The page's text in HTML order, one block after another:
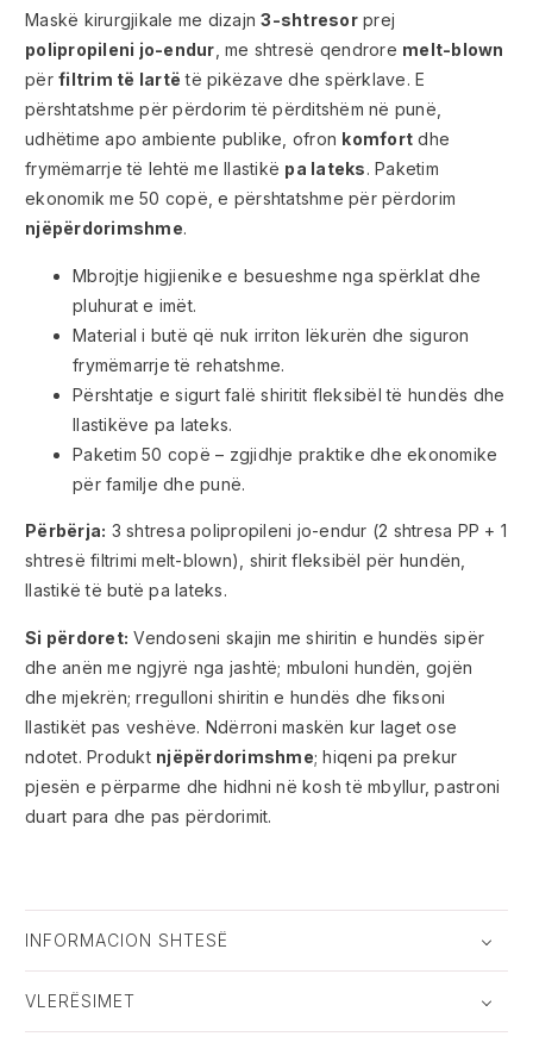
Maskë kirurgjikale me dizajn3-shtresorprej
polipropileni jo-endur , me shtresë qendrore melt-blown
për filtrim të lartë të pikëzave dhe spërklave. E
përshtatshme për përdorim të përditshëm në punë,
udhëtime apo ambiente publike, ofron komfort dhe
frymëmarrje të lehtë me llastikë pa lateks. Paketim
ekonomik me 50 copë, e përshtatshme për përdorim
njëpërdorimshme.
Mbrojtje higjienike e besueshme nga spërklat dhe
pluhurat e imët.
Material i butë që nuk irriton lëkurën dhe siguron
frymëmarrje të rehatshme.
Përshtatje e sigurt falë shiritit fleksibël të hundës dhe
llastikëve pa lateks.
Paketim 50 copë – zgjidhje praktike dhe ekonomike
për familje dhe punë.
Përbërja: 3 shtresa polipropileni jo-endur (2 shtresa PP + 1
shtresë filtrimi melt-blown), shirit fleksibël për hundën,
llastikë të butë pa lateks.
Si përdoret: Vendoseni skajin me shiritin e hundës sipër
dhe anën me ngjyrë nga jashtë; mbuloni hundën, gojën
dhe mjekrën; rregulloni shiritin e hundës dhe fiksoni
llastikët pas veshëve. Ndërroni maskën kur laget ose
ndotet. Produkt njëpërdorimshme; hiqeni pa prekur
pjesën e përparme dhe hidhni në kosh të mbyllur, pastroni
duart para dhe pas përdorimit.
INFORMACION SHTESË
VLERËSIMET